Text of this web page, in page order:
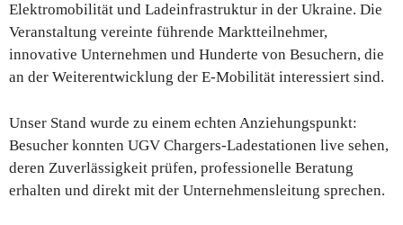
Elektromobilität und Ladeinfrastruktur in der Ukraine. Die
Veranstaltung vereinte führende Marktteilnehmer,
innovative Unternehmen und Hunderte von Besuchern, die
an der Weiterentwicklung der E-Mobilität interessiert sind.
Unser Stand wurde zu einem echten Anziehungspunkt:
Besucher konnten UGV Chargers-Ladestationen live sehen,
deren Zuverlässigkeit prüfen, professionelle Beratung
erhalten und direkt mit der Unternehmensleitung sprechen.